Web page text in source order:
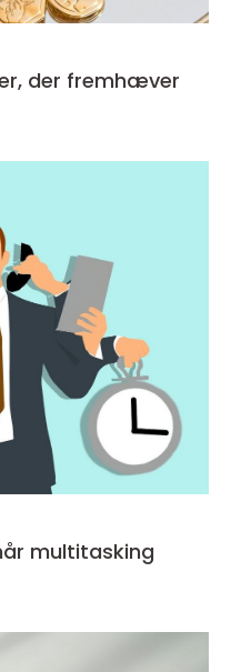
der fremhæver
multitasking